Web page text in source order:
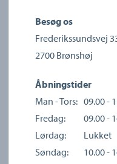
Besøg os
Frederikssundsvej
2700 Brønshøj
Åbningstider
Man - Tors: 09.00 -
Fredag:
09.00 -
Lørdag:
Lukket
Søndag:
10.00 -